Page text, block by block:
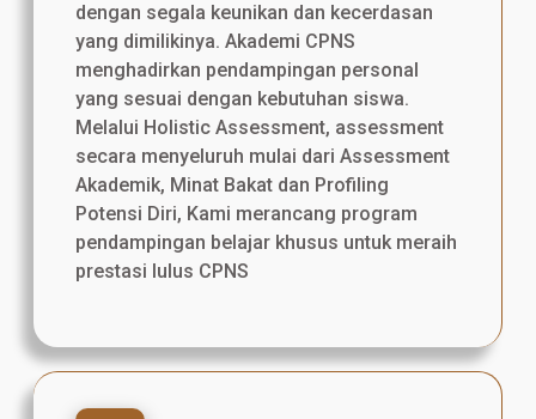
dengan segala keunikan dan kecerdasan
yang dimilikinya. Akademi CPNS
menghadirkan pendampingan personal
yang sesuai dengan kebutuhan siswa.
Melalui Holistic Assessment, assessment
secara menyeluruh mulai dari Assessment
Akademik, Minat Bakat dan Profiling
Potensi Diri, Kami merancang program
pendampingan belajar khusus untuk meraih
prestasi lulus CPNS